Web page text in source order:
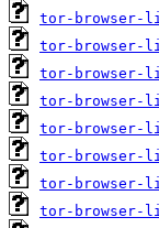
tor-browser-
tor-browser-
tor-browser-
tor-browser-
tor-browser-
tor-browser-
tor-browser-
tor-browser-